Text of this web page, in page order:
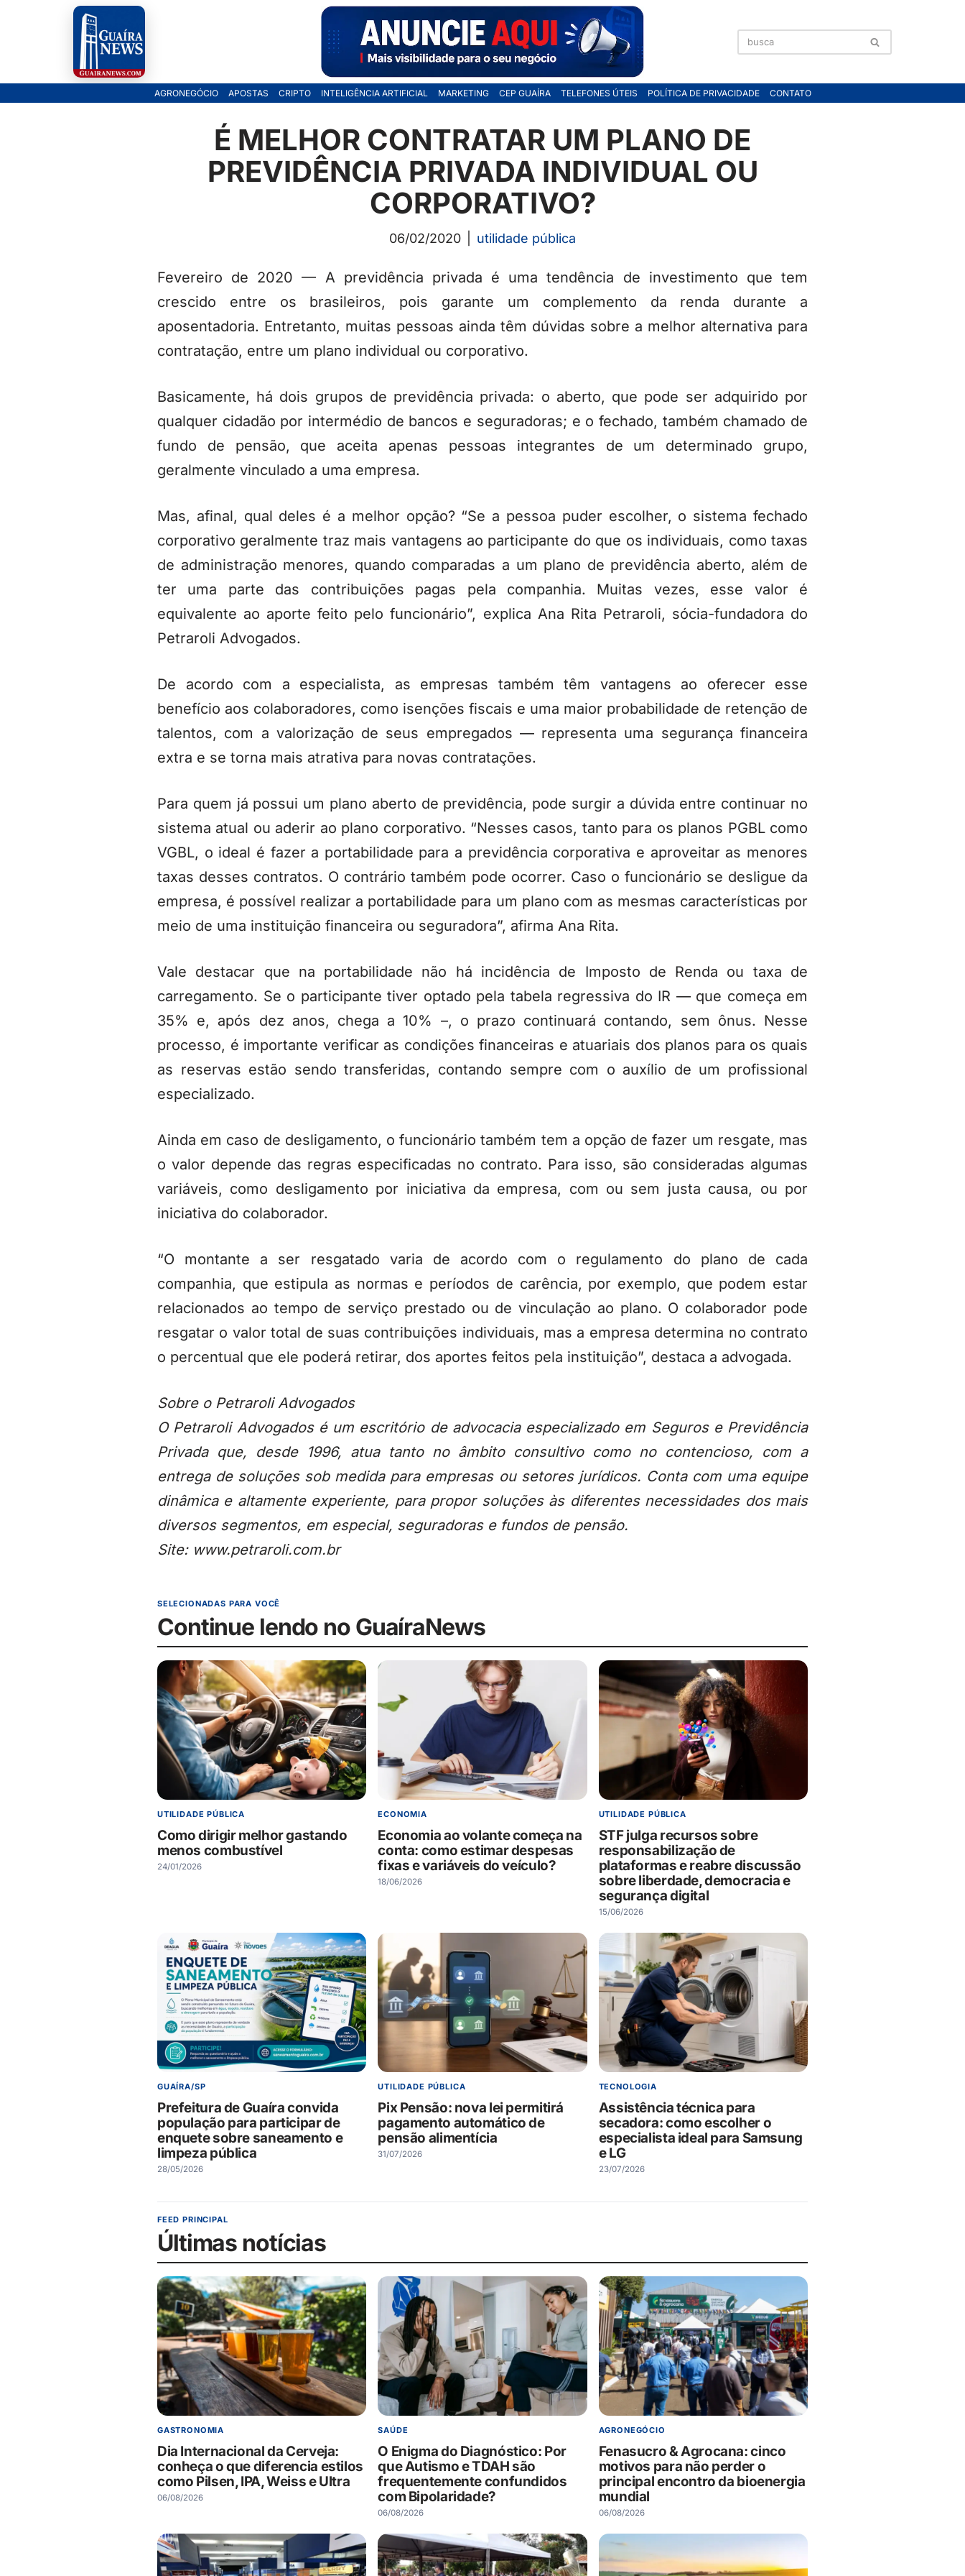
AGRONEGÓCIO APOSTAS CRIPTO INTELIGÊNCIA ARTIFICIAL MARKETING CEP GUAÍRA TELEFONES ÚTEIS POLÍTICA DE PRIVACIDADE CONTATO
É MELHOR CONTRATAR UM PLANO DE
PREVIDÊNCIA PRIVADA INDIVIDUAL OU
CORPORATIVO?
06/02/2020 utilidade pública
Fevereiro de 2020 — A previdência privada é uma tendência de investimento que tem
crescido entre os brasileiros, pois garante um complemento da renda durante a
aposentadoria. Entretanto, muitas pessoas ainda têm dúvidas sobre a melhor alternativa para
contratação, entre um plano individual ou corporativo.
Basicamente, há dois grupos de previdência privada: o aberto, que pode ser adquirido por
qualquer cidadão por intermédio de bancos e seguradoras; e o fechado, também chamado de
fundo de pensão, que aceita apenas pessoas integrantes de um determinado grupo,
geralmente vinculado a uma empresa.
Mas, afinal, qual deles é a melhor opção? “Se a pessoa puder escolher, o sistema fechado
corporativo geralmente traz mais vantagens ao participante do que os individuais, como taxas
de administração menores, quando comparadas a um plano de previdência aberto, além de
ter uma parte das contribuições pagas pela companhia. Muitas vezes, esse valor é
equivalente ao aporte feito pelo funcionário”, explica Ana Rita Petraroli, sócia-fundadora do
Petraroli Advogados.
De acordo com a especialista, as empresas também têm vantagens ao oferecer esse
benefício aos colaboradores, como isenções fiscais e uma maior probabilidade de retenção de
talentos, com a valorização de seus empregados — representa uma segurança financeira
extra e se torna mais atrativa para novas contratações.
Para quem já possui um plano aberto de previdência, pode surgir a dúvida entre continuar no
sistema atual ou aderir ao plano corporativo. “Nesses casos, tanto para os planos PGBL como
VGBL, o ideal é fazer a portabilidade para a previdência corporativa e aproveitar as menores
taxas desses contratos. O contrário também pode ocorrer. Caso o funcionário se desligue da
empresa, é possível realizar a portabilidade para um plano com as mesmas características por
meio de uma instituição financeira ou seguradora”, afirma Ana Rita.
Vale destacar que na portabilidade não há incidência de Imposto de Renda ou taxa de
carregamento. Se o participante tiver optado pela tabela regressiva do IR — que começa em
35% e, após dez anos, chega a 10% –, o prazo continuará contando, sem ônus. Nesse
processo, é importante verificar as condições financeiras e atuariais dos planos para os quais
as reservas estão sendo transferidas, contando sempre com o auxílio de um profissional
especializado.
Ainda em caso de desligamento, o funcionário também tem a opção de fazer um resgate, mas
o valor depende das regras especificadas no contrato. Para isso, são consideradas algumas
variáveis, como desligamento por iniciativa da empresa, com ou sem justa causa, ou por
iniciativa do colaborador.
“O montante a ser resgatado varia de acordo com o regulamento do plano de cada
companhia, que estipula as normas e períodos de carência, por exemplo, que podem estar
relacionados ao tempo de serviço prestado ou de vinculação ao plano. O colaborador pode
resgatar o valor total de suas contribuições individuais, mas a empresa determina no contrato
o percentual que ele poderá retirar, dos aportes feitos pela instituição”, destaca a advogada.
Sobre o Petraroli Advogados
O Petraroli Advogados é um escritório de advocacia especializado em Seguros e Previdência
Privada que, desde 1996, atua tanto no âmbito consultivo como no contencioso, com a
entrega de soluções sob medida para empresas ou setores jurídicos. Conta com uma equipe
dinâmica e altamente experiente, para propor soluções às diferentes necessidades dos mais
diversos segmentos, em especial, seguradoras e fundos de pensão.
Site: www.petraroli.com.br
SELECIONADAS PARA VOCÊ
Continue lendo no GuaíraNews
UTILIDADE PÚBLICA
Como dirigir melhor gastando
menos combustível
24/01/2026
ECONOMIA
Economia ao volante começa na
conta: como estimar despesas
fixas e variáveis do veículo?
18/06/2026
UTILIDADE PÚBLICA
STF julga recursos sobre
responsabilização de
plataformas e reabre discussão
sobre liberdade, democracia e
segurança digital
15/06/2026
GUAÍRA/SP
Prefeitura de Guaíra convida
população para participar de
enquete sobre saneamento e
limpeza pública
28/05/2026
UTILIDADE PÚBLICA
Pix Pensão: nova lei permitirá
pagamento automático de
pensão alimentícia
31/07/2026
TECNOLOGIA
Assistência técnica para
secadora: como escolher o
especialista ideal para Samsung
e LG
23/07/2026
FEED PRINCIPAL
Últimas notícias
GASTRONOMIA
Dia Internacional da Cerveja:
conheça o que diferencia estilos
como Pilsen, IPA, Weiss e Ultra
06/08/2026
SAÚDE
O Enigma do Diagnóstico: Por
que Autismo e TDAH são
frequentemente confundidos
com Bipolaridade?
06/08/2026
AGRONEGÓCIO
Fenasucro & Agrocana: cinco
motivos para não perder o
principal encontro da bioenergia
mundial
06/08/2026